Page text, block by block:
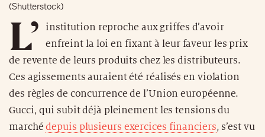
(Shutterstock)
L’
institution reproche aux griffes d’avoir
enfreint la loi en fixant à leur faveur les prix
de revente de leurs produits chez les distributeurs.
Ces agissements auraient été réalisés en violation
des règles de concurrence de l’Union européenne.
Gucci, qui subit déjà pleinement les tensions du
marchédepuis plusieurs exercices financiers, s’est vu